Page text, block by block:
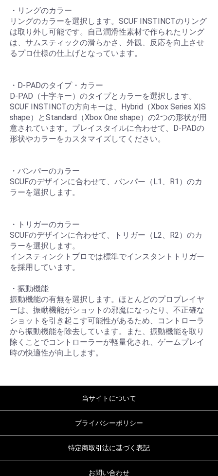
・リングのカラー
リングのカラーを選択します。SCUF INSTINCTのリング
は取り外し可能です。自己潤滑性素材で作られたリング
は、サムスティックの滑らかさ、外観、反応を向上させ
るプロ仕様の仕上げとなっています。
・D-PADのタイプ・カラー
D-PAD（十字キー）のタイプとカラーを選択します。
SCUF INSTINCTの方向キーは、Hybrid（Xbox Series X|S
shape）とStandard（Xbox One shape）の2つの形状が用
意されています。プレイスタイルに合わせて、D-PADの
形状やカラーをカスタマイズしてください。
・バンパーのカラー
SCUFのデザインに合わせて、バンパー（L1、R1）のカ
ラーを選択します。
・トリガーのカラー
SCUFのデザインに合わせて、トリガー（L2、R2）のカ
ラーを選択します。
インスティンクトプロでは標準でインスタントトリガー
を採用しています。
・振動機能
振動機能の有無を選択します。ほとんどのプロプレイヤ
ーは、振動機能がショットの邪魔になったり、不正確な
ショットを引き起こす可能性があるため、コントローラ
から振動機能を除去しています。また、振動機能を取り
除くことでコントローラーが軽量化され、ゲームプレイ
時の快適性が向上します。
当サイトについて
プライバシーポリシー
特定商取引法に基づく表記
お問い合わせ